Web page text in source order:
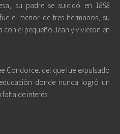
su padre se suicidó en 1898
el menor de tres hermanos, su
el pequeño Jean y vivieron en
Condorcet del que fue expulsado
donde nunca logró un
de interés.